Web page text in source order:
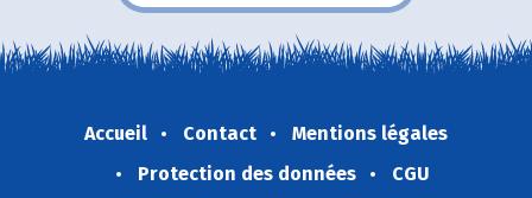
Accueil Contact
Mentions légales
Protection des données
CGU